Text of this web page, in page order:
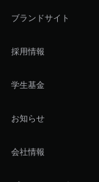
ブランドサイト
採用情報
学生基金
お知らせ
会社情報